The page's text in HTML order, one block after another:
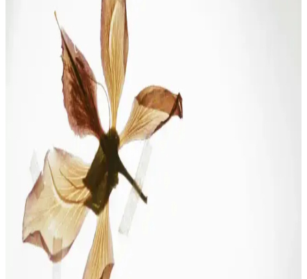
2025'te Migros’un modem ve internet çözümleriyle hızlı ve güvenli
bağlantı kurun. Detayları hemen keşfedin! Synopsıs: Migros, 2025
yılında ev interneti deneyiminizi dönu
Mi İnternet Güçlendirici ile Daha Hızlı ve Stabil
Kablosuz Bağlantı Sağlama Rehberi
Mi internet güçlendirici ile Wi-Fi sinyalinizi artırın, kapsama alanını
genişletin ve daha hızlı, stabil bağlantıya ulaşın. Çok cihazlı
kullanımlarda performansı yükselten çözümler sunar.
Migros Modem ve Ev İnternet Çözümleri:
Güvenilirlik ve Hızın Anahtarı
Migros, uygun fiyatlı modem ve internet paketleriyle evde hızlı ve
güvenilir internet deneyimi sunuyor. Güçlü teknolojiler ve destekle,
kesintisiz bağlantı sağlar.
Evde İnternet Çekim Gücünü Artırmanın Etkili
Yolları ve Pratik İpuçları